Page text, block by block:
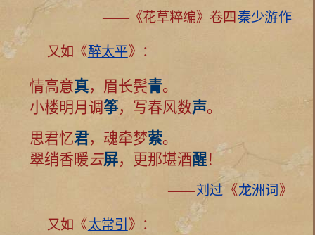
——《花草粹编》卷四 秦少游作
又如《醉太平》：
情高意真，眉长鬓青。
小楼明月调筝，写春风数声。
思君忆君，魂牵梦萦。
翠绡香暖云屏，更那堪酒醒！
——刘过 《龙洲词 》
又如《太常引 》：